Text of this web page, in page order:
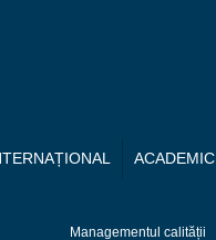
ACADEMIC
Managementul calității